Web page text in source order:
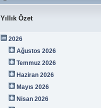
Yıllık Özet
2026
Ağustos 2026
Temmuz 2026
Haziran 2026
Mayıs 2026
Nisan 2026